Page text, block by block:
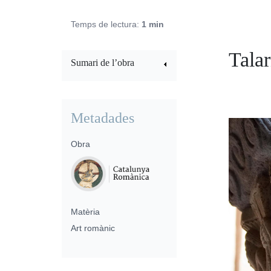
Temps de lectura: 1 min
Sumari de l’obra
Metadades
Obra
Matèria
Art romànic